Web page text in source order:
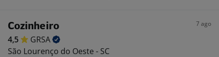
Cozinheiro 7 ago
4,5
GRSA
São Lourenço do Oeste - SC